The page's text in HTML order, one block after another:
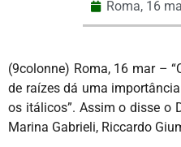
Roma, 16
(9colonne) Roma, 16 mar –
de raízes dá uma
os itálicos”. Assim o disse o
Marina Gabrieli, Riccardo